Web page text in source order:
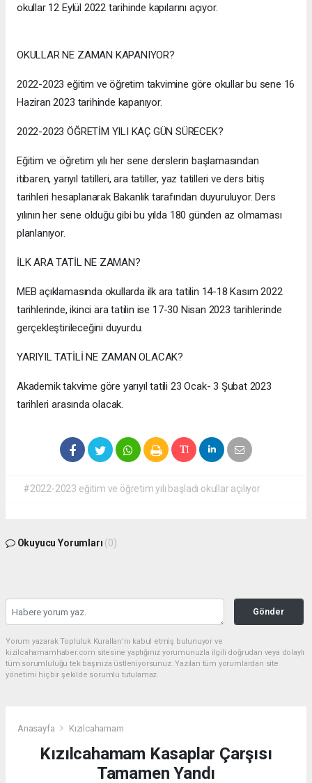
okullar 12 Eylül 2022 tarihinde kapılarını açıyor.
OKULLAR NE ZAMAN KAPANIYOR?
2022-2023 eğitim ve öğretim takvimine göre okullar bu sene 16
Haziran 2023 tarihinde kapanıyor.
2022-2023 ÖĞRETİM YILI KAÇ GÜN SÜRECEK?
Eğitim ve öğretim yılı her sene derslerin başlamasından
itibaren, yarıyıl tatilleri, ara tatiller, yaz tatilleri ve ders bitiş
tarihleri hesaplanarak Bakanlık tarafından duyuruluyor. Ders
yılının her sene olduğu gibi bu yılda 180 günden az olmaması
planlanıyor.
İLK ARA TATİL NE ZAMAN?
MEB açıklamasında okullarda ilk ara tatilin 14-18 Kasım 2022
tarihlerinde, ikinci ara tatilin ise 17-30 Nisan 2023 tarihlerinde
gerçekleştirileceğini duyurdu.
YARIYIL TATİLİ NE ZAMAN OLACAK?
Akademik takvime göre yarıyıl tatili 23 Ocak- 3 Şubat 2023
tarihleri arasında olacak.
#2022-2023 eğitim ve öğretim yılı başladı okullar açılıyor
Okuyucu Yorumları (0)
Gönder
Yorum yazarak Topluluk Kuralları’nı kabul etmiş bulunuyor ve
kizilcahamamhaber.com sitesine yaptığınız yorumunuzla ilgili doğrudan veya dolaylı
tüm sorumluluğu tek başınıza üstleniyorsunuz. Yazılan tüm yorumlardan site
yönetimi hiçbir şekilde sorumlu tutulamaz.
Anasayfa Kızılcahamam
Kızılcahamam Kasaplar Çarşısı
Tamamen Yandı